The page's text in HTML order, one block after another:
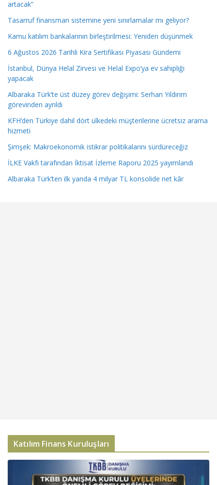
artacak”
Tasarruf finansman sistemine yeni sınırlamalar mı geliyor?
Kamu katılım bankalarının birleştirilmesi: Yeniden düşünmek
6 Ağustos 2026 Tarihli Kira Sertifikası Piyasası Gündemi
İstanbul, Dünya Helal Zirvesi ve Helal Expo’ya ev sahipliği
yapacak
Albaraka Türk’te üst düzey görev değişimi: Serhan Yıldırım
görevinden ayrıldı
KFH’den Türkiye dahil dört ülkedeki müşterilerine ücretsiz arama
hizmeti
Şimşek: Makroekonomik istikrar politikalarını sürdüreceğiz
İLKE Vakfı tarafından İktisat İzleme Raporu 2025 yayımlandı
Albaraka Türk’ten ilk yarıda 4 milyar TL konsolide net kâr
Katılım Finans Kuruluşları